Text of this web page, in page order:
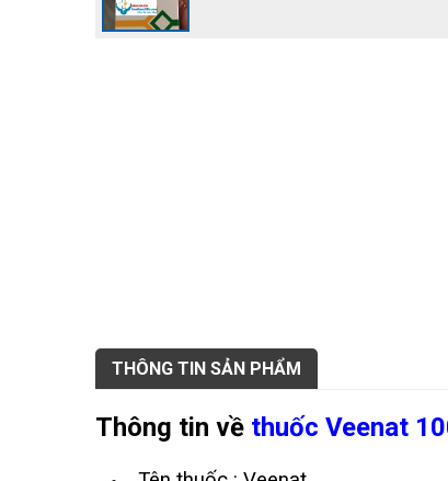
THÔNG TIN SẢN PHẨM
Thông tin về thuốc Veenat